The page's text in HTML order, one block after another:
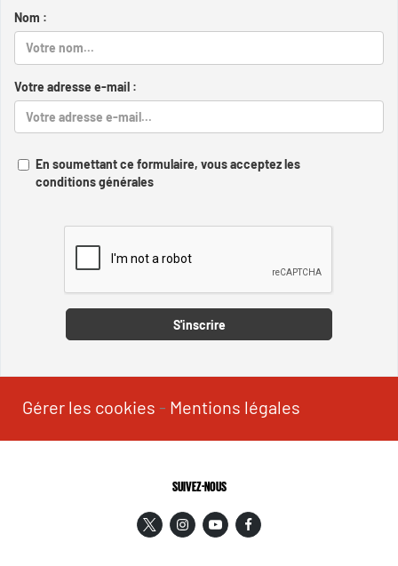
Nom :
Votre adresse e-mail :
En soumettant ce formulaire, vous acceptez les
conditions générales
S'inscrire
Gérer les cookies - Mentions légales
SUIVEZ-NOUS